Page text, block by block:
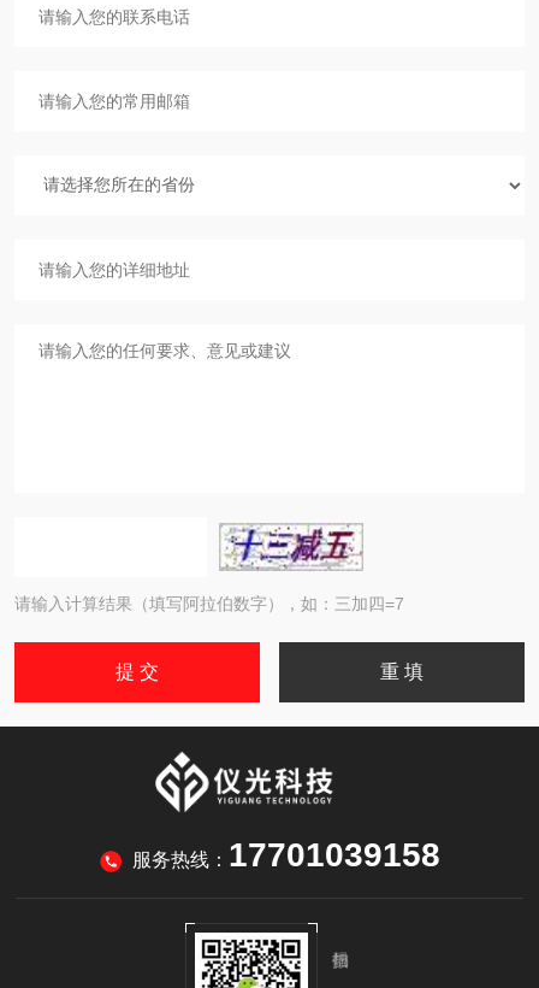
请输入计算结果（填写阿拉伯数字），如：三加四=7
服务热线： 17701039158